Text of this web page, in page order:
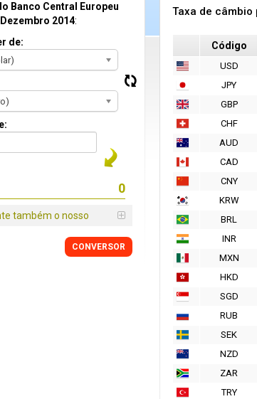
Taxa de
Código
USD
JPY
GBP
CHF
AUD
CAD
CNY
KRW
BRL
INR
MXN
HKD
SGD
RUB
SEK
NZD
ZAR
TRY
Banco Central Europeu
2014:
de:
também o nosso
CONVERSOR